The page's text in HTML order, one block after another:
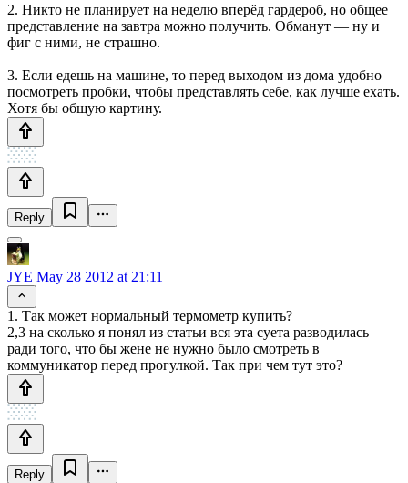
2. Никто не планирует на неделю вперёд гардероб, но общее
представление на завтра можно получить. Обманут — ну и
фиг с ними, не страшно.
3. Если едешь на машине, то перед выходом из дома удобно
посмотреть пробки, чтобы представлять себе, как лучше ехать.
Хотя бы общую картину.
Reply
JYE May 28 2012 at 21:11
1. Так может нормальный термометр купить?
2,3 на сколько я понял из статьи вся эта суета разводилась
ради того, что бы жене не нужно было смотреть в
коммуникатор перед прогулкой. Так при чем тут это?
Reply